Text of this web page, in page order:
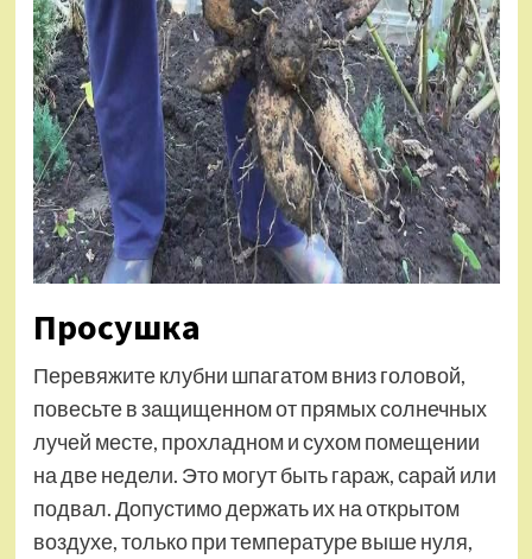
Просушка
Перевяжите клубни шпагатом вниз головой,
повесьте в защищенном от прямых солнечных
лучей месте, прохладном и сухом помещении
на две недели. Это могут быть гараж, сарай или
подвал. Допустимо держать их на открытом
воздухе, только при температуре выше нуля,